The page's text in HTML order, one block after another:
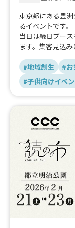
東京都にある豊
るイベントです。
当日は縁日ブー
ます。集客見込
#地域創生
#お
#子供向けイベ